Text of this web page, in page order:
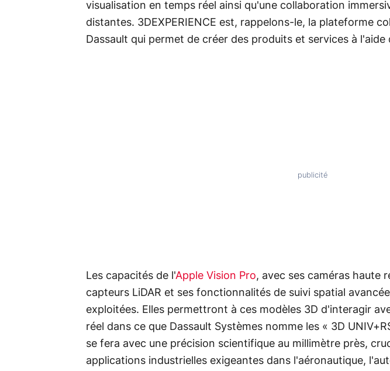
visualisation en temps réel ainsi qu'une collaboration
distantes. 3DEXPERIENCE est, rappelons-le, la plateforme
Dassault qui permet de créer des produits et services à l'aide
Les capacités de l'Apple Vision Pro, avec ses caméras haute
capteurs LiDAR et ses fonctionnalités de suivi spatial
exploitées. Elles permettront à ces modèles 3D d'interagir
réel dans ce que Dassault Systèmes nomme les « 3D
se fera avec une précision scientifique au millimètre près,
applications industrielles exigeantes dans l'aéronautique,